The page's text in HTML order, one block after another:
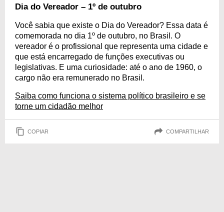
depende de você! Compartilhe informações com as mensagens a seguir.
Dia do Vereador – 1º de outubro
Você sabia que existe o Dia do Vereador? Essa data é
comemorada no dia 1º de outubro, no Brasil. O
vereador é o profissional que representa uma cidade e
que está encarregado de funções executivas ou
legislativas. E uma curiosidade: até o ano de 1960, o
cargo não era remunerado no Brasil.
Saiba como funciona o sistema político brasileiro e se
torne um cidadão melhor
COPIAR COMPARTILHAR